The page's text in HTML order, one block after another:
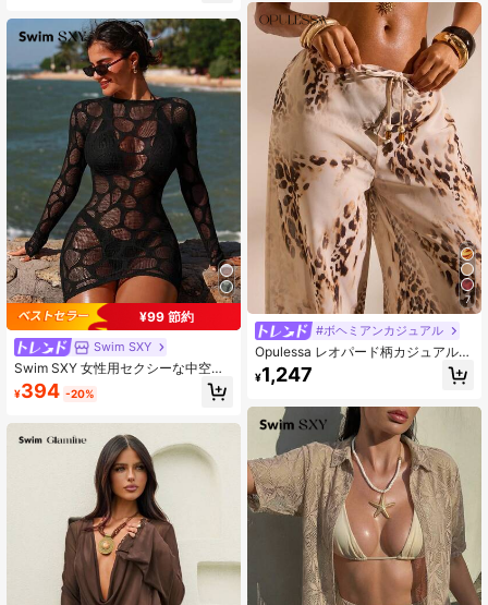
¥99 節約
Swim SXY
Swim SXY 女性用セクシーな中空長
袖シアーカバーアップ
¥394 -20%
7
#ボヘミアンカジュアル
Opulessa レオパード柄カジュアル
万能 バケーション キモノ & ワイドレ
ッグパンツ セット(レディース)
¥1,247